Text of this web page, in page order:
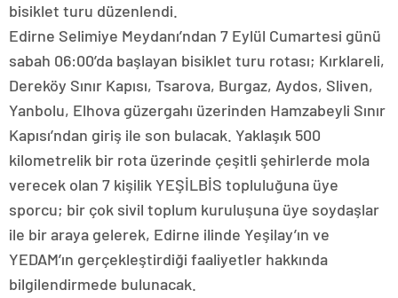
bisiklet turu düzenlendi.
Edirne Selimiye Meydanı’ndan 7 Eylül Cumartesi günü
sabah 06:00’da başlayan bisiklet turu rotası; Kırklareli,
Dereköy Sınır Kapısı, Tsarova, Burgaz, Aydos, Sliven,
Yanbolu, Elhova güzergahı üzerinden Hamzabeyli Sınır
Kapısı’ndan giriş ile son bulacak. Yaklaşık 500
kilometrelik bir rota üzerinde çeşitli şehirlerde mola
verecek olan 7 kişilik YEŞİLBİS topluluğuna üye
sporcu; bir çok sivil toplum kuruluşuna üye soydaşlar
ile bir araya gelerek, Edirne ilinde Yeşilay’ın ve
YEDAM’ın gerçekleştirdiği faaliyetler hakkında
bilgilendirmede bulunacak.